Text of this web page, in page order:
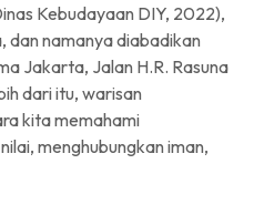
Kebudayaan DIY, 2022),
dan namanya diabadikan
Jakarta, Jalan H.R. Rasuna
dari itu, warisan
kita memahami
menghubungkan iman,